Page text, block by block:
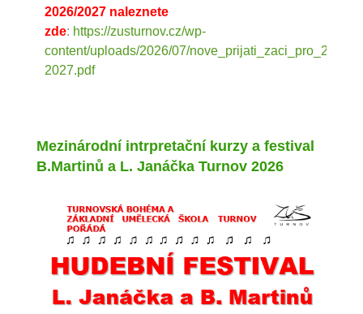
2026/2027 naleznete
zde: https://zusturnov.cz/wp-
content/uploads/2026/07/nove_prijati_zaci_pro_2026-
2027.pdf
Mezinárodní intrpretační kurzy a festival
B.Martinů a L. Janáčka Turnov 2026